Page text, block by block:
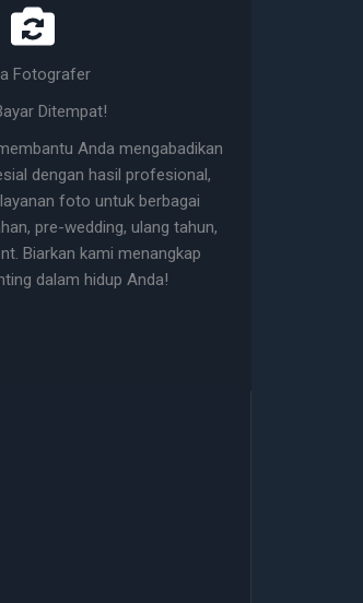
Fotografer
Ditempat!
Anda mengabadikan
dengan hasil profesional,
foto untuk berbagai
pre-wedding, ulang tahun,
Biarkan kami menangkap
dalam hidup Anda!